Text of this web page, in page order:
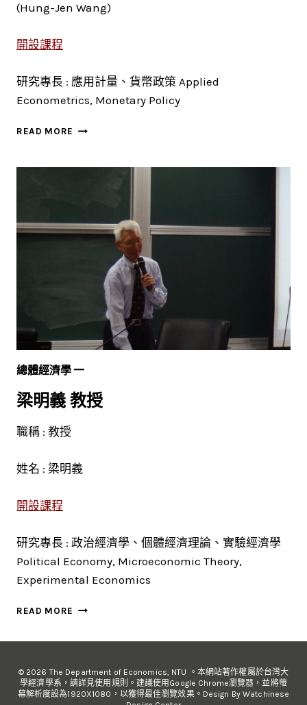
(Hung-Jen Wang)
開設課程
研究專長 : 應用計量、貨幣政策 Applied
Econometrics, Monetary Policy
READ MORE 王
授
總體經濟學 一
梁明義 教授
職稱 : 教授
姓名 : 梁明義
開設課程
研究專長 : 政治經濟學、個體經濟理論、實驗經濟學
Political Economy, Microeconomic Theory,
Experimental Economics
READ MORE 梁
© 2026 The Department of Economics, NTU 。本網站著作權屬於台灣大
學經濟學系，請詳見使用規則。建議使用Google Chrome瀏覽器，並將螢
幕解析度設為1920X1080，以獲得最佳瀏覽效果。Design By Watchinese